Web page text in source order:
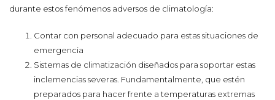
durante estos fenómenos adversos de climatología:
Contar con personal adecuado para estas situaciones de
emergencia
Sistemas de climatización diseñados para soportar estas
inclemencias severas. Fundamentalmente, que estén
preparados para hacer frente a temperaturas extremas